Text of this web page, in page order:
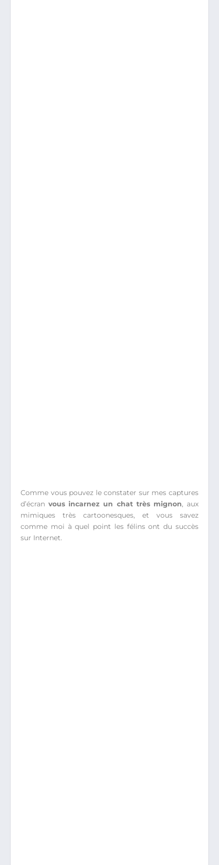
Comme vous pouvez le constater sur mes captures
d’écran vous incarnez un chat très mignon, aux
mimiques très cartoonesques, et vous savez
comme moi à quel point les félins ont du succès
sur Internet.